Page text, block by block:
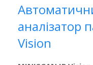
аналізатор
Vision